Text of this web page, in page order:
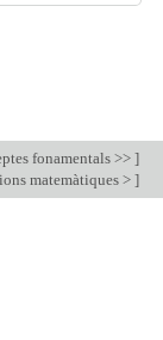
fonamentals >> ]
matemàtiques >]